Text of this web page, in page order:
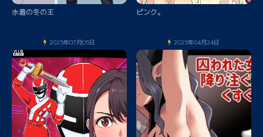
水着の冬の王 ピンク。
2025年07月05日 2025年04月24日